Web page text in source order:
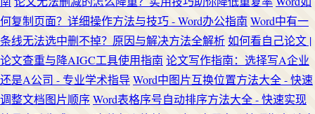
何复制页面？详细操作方法与技巧 - Word办公指南 Word中有一
条线无法选中删不掉？原因与解决方法全解析如何看自己论文 |
论文查重与降AIGC工具使用指南 论文写作指南：选择写A企业
还是A公司 - 专业学术指导Word中图片互换位置方法大全 - 快速
调整文档图片顺序Word表格序号自动排序方法大全 - 快速实现